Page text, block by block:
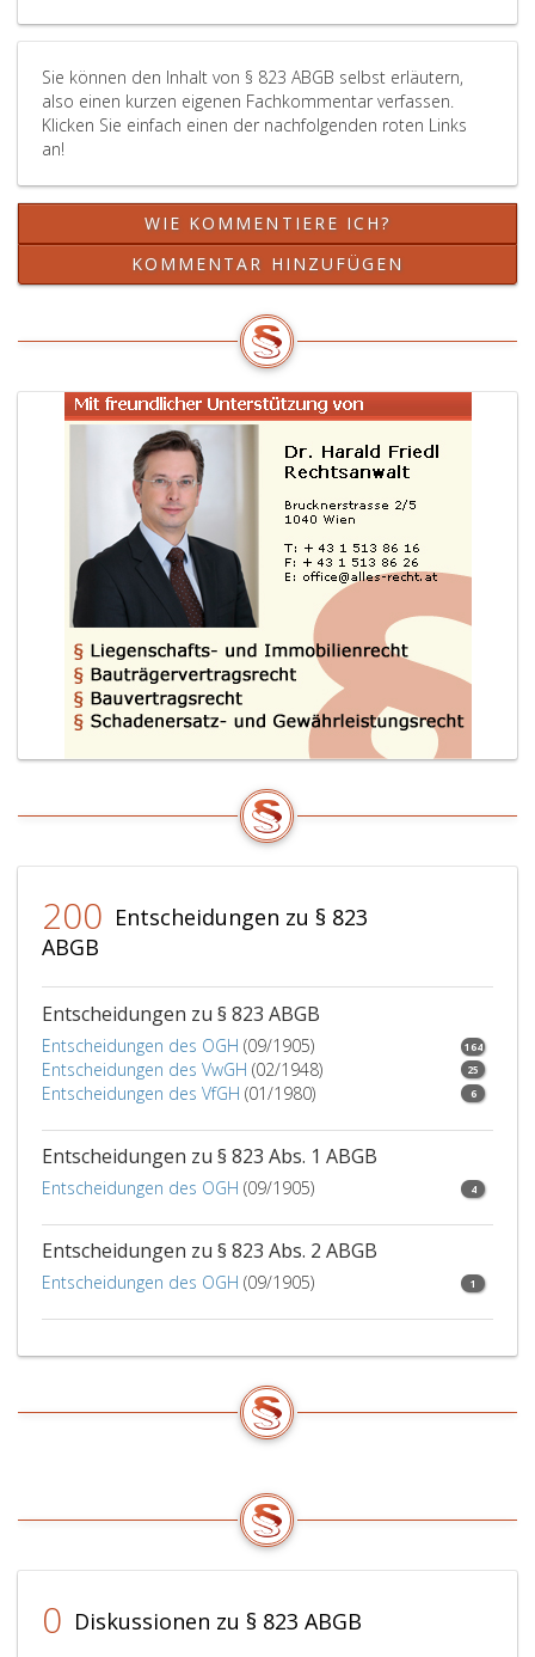
anzueignen,
machen.
Sie können den Inhalt von § 823 ABGB selbst erläutern,
also einen kurzen eigenen Fachkommentar verfassen.
Klicken Sie einfach einen der nachfolgenden roten Links
an!
WIE KOMMENTIERE ICH?
KOMMENTAR HINZUFÜGEN
200 Entscheidungen zu § 823
ABGB
Entscheidungen zu § 823 ABGB
Entscheidungen des OGH (09/1905) 164
Entscheidungen des VwGH (02/1948) 25
Entscheidungen des VfGH (01/1980) 6
Entscheidungen zu § 823 Abs. 1 ABGB
Entscheidungen des OGH (09/1905) 4
Entscheidungen zu § 823 Abs. 2 ABGB
Entscheidungen des OGH (09/1905) 1
0 Diskussionen zu § 823 ABGB